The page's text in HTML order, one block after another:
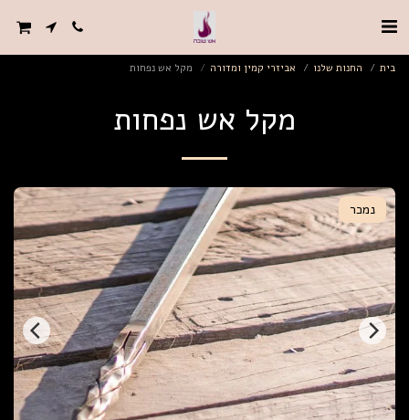
בית החנות שלנו אביזרי קמין ומדורה מקל אש נפחות
מקל אש נפחות
נמכר